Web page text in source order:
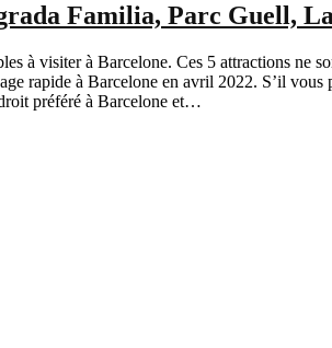
Familia, Parc Guell,
à visiter à Barcelone. Ces 5 attractions ne
rapide à Barcelone en avril 2022. S’il vous
préféré à Barcelone et…